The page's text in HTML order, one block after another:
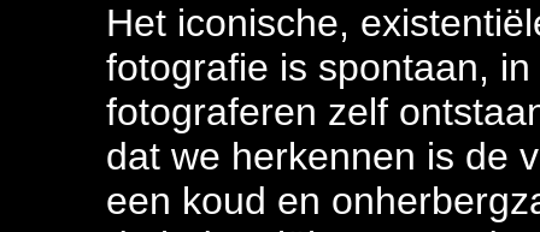
Het iconische,
fotografie is spontaan,
fotograferen zelf
dat we herkennen is de
een koud en